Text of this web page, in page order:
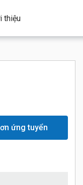
thiệu
ứng tuyển